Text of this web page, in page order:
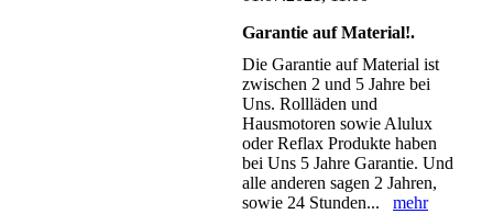
Garantie auf Material!.
Die Garantie auf Material ist
zwischen 2 und 5 Jahre bei
Uns. Rollläden und
Hausmotoren sowie Alulux
oder Reflax Produkte haben
bei Uns 5 Jahre Garantie. Und
alle anderen sagen 2 Jahren,
sowie 24 Stunden...mehr